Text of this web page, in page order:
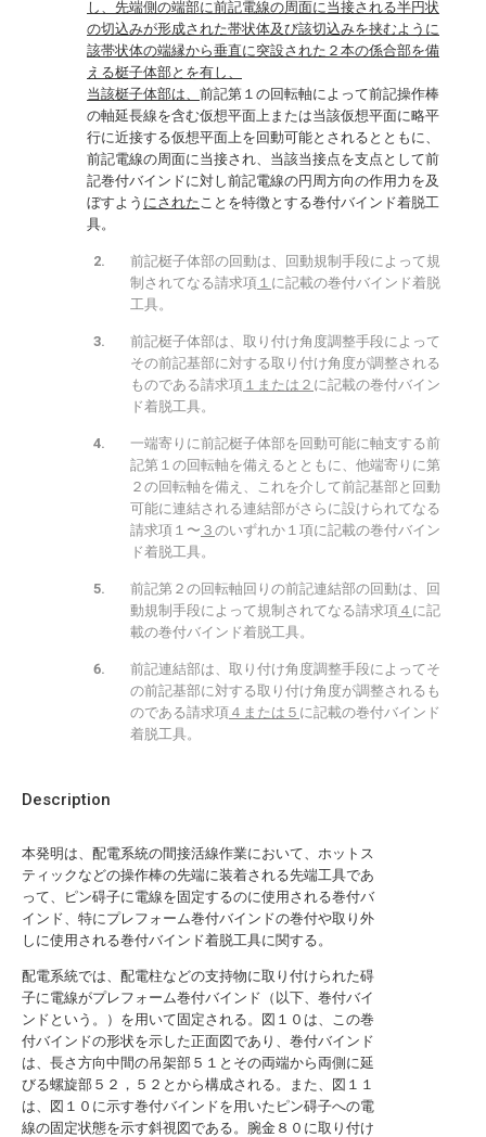
Description
本発明は、配電系統の間接活線作業において、ホットス
ティックなどの操作棒の先端に装着される先端工具であ
って、ピン碍子に電線を固定するのに使用される巻付バ
インド、特にプレフォーム巻付バインドの巻付や取り外
しに使用される巻付バインド着脱工具に関する。
配電系統では、配電柱などの支持物に取り付けられた碍
子に電線がプレフォーム巻付バインド（以下、巻付バイ
ンドという。）を用いて固定される。図１０は、この巻
付バインドの形状を示した正面図であり、巻付バインド
は、長さ方向中間の吊架部５１とその両端から両側に延
びる螺旋部５２，５２とから構成される。また、図１１
は、図１０に示す巻付バインドを用いたピン碍子への電
線の固定状態を示す斜視図である。腕金８０に取り付け
し、先端側の端部に前記電線の周面に当接される半円状
の切込みが形成された帯状体及び該切込みを挟むように
該帯状体の端縁から垂直に突設された２本の係合部を備
える梃子体部とを有し、
当該梃子体部は、 前記第１の回転軸によって前記操作棒
の軸延長線を含む仮想平面上または当該仮想平面に略平
行に近接する仮想平面上を回動可能とされるとともに、
前記電線の周面に当接され、当該当接点を支点として前
記巻付バインドに対し前記電線の円周方向の作用力を及
ぼすよう にされたことを特徴とする巻付バインド着脱工
具。
前記梃子体部の回動は、回動規制手段によって規
制されてなる請求項 １ に記載の巻付バインド着脱
工具。
前記梃子体部は、取り付け角度調整手段によって
その前記基部に対する取り付け角度が調整される
ものである請求項 １または２ に記載の巻付バイン
ド着脱工具。
一端寄りに前記梃子体部を回動可能に軸支する前
記第１の回転軸を備えるとともに、他端寄りに第
２の回転軸を備え、これを介して前記基部と回動
可能に連結される連結部がさらに設けられてなる
請求項１〜 ３ のいずれか１項に記載の巻付バイン
ド着脱工具。
前記第２の回転軸回りの前記連結部の回動は、回
動規制手段によって規制されてなる請求項 ４ に記
載の巻付バインド着脱工具。
前記連結部は、取り付け角度調整手段によってそ
の前記基部に対する取り付け角度が調整されるも
のである請求項 ４または５ に記載の巻付バインド
着脱工具。